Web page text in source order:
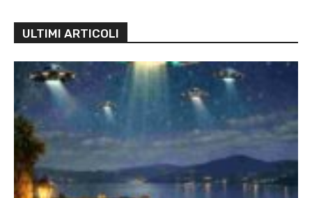
ULTIMI ARTICOLI